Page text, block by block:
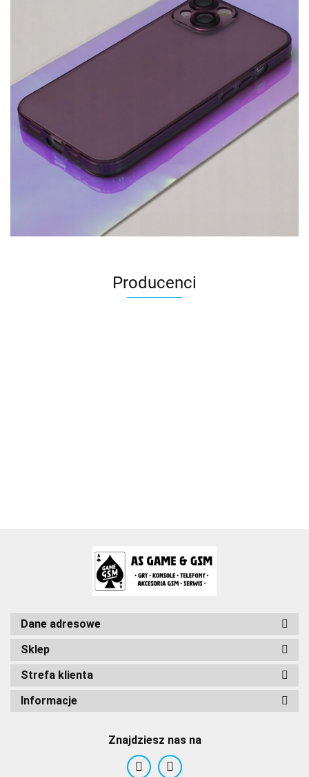
Producenci
Arc System Works Europe
Dane adresowe
Sklep
Strefa klienta
Informacje
Znajdziesz nas na